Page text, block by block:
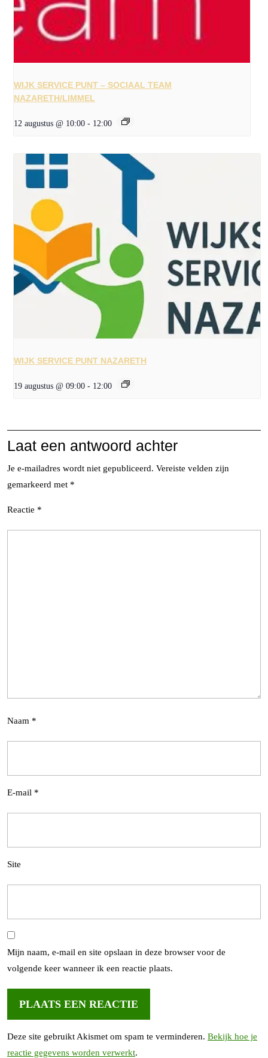
WIJK SERVICE PUNT – SOCIAAL TEAM
NAZARETH/LIMMEL
12 augustus @ 10:00 - 12:00
WIJK SERVICE PUNT NAZARETH
19 augustus @ 09:00 - 12:00
Laat een antwoord achter
Je e-mailadres wordt niet gepubliceerd. Vereiste velden zijn
gemarkeerd met *
Reactie *
Naam *
E-mail *
Site
Mijn naam, e-mail en site opslaan in deze browser voor de
volgende keer wanneer ik een reactie plaats.
Deze site gebruikt Akismet om spam te verminderen. Bekijk hoe je
reactie gegevens worden verwerkt.